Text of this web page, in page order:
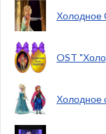
Холодное
OST
Холодное